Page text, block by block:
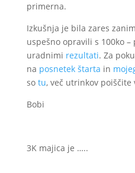
primerna.
Izkušnja je bila zares
uspešno opravili s 100ko
uradnimi rezultati. Za
na posnetek štarta in
so tu, več utrinkov poiščite
Bobi
3K majica je …..